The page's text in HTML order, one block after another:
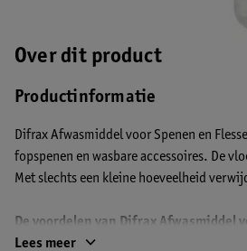
Over dit product
Productinformatie
Difrax Afwasmiddel voor Spenen en
fopspenen en wasbare accessoires. De
Met slechts een kleine hoeveelheid
De voordelen van Difrax Afwasmiddel
• Verwijdert eenvoudig melk- en papresten
Lees meer